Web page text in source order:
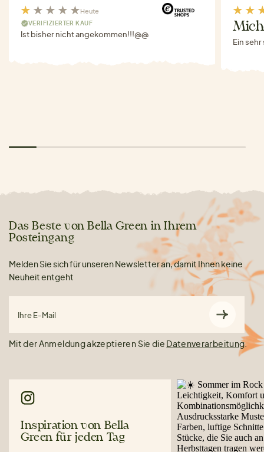
Heute
VERIFIZIERTER KAUF
Ist bisher nicht angekommen!!!@@
Ein
Das Beste von Bella Green in Ihrem
Posteingang
Melden Sie sich für unseren Newsletter an, damit Ihnen keine
Neuheit entgeht
Ihre E-Mail
Mit der Anmeldung akzeptieren Sie die Datenverarbeitung.
Inspiration von Bella
Green für jeden Tag